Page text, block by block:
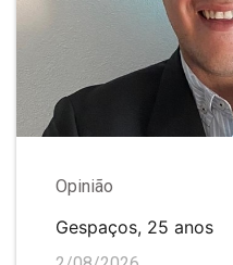
Opinião
Gespaços, 25 anos